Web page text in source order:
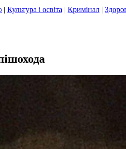
| Культура і освіта | Кримінал |